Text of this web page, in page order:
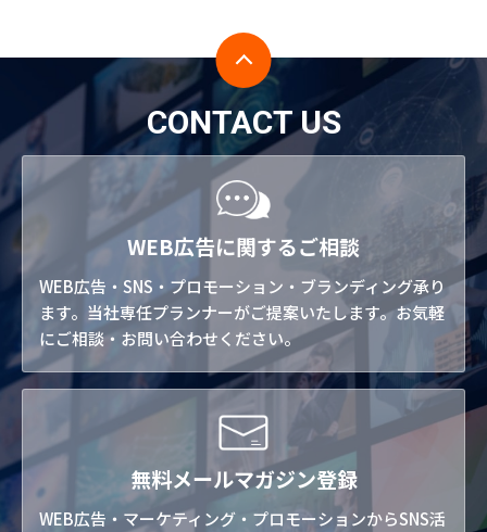
CONTACT US
WEB広告に関するご相談
WEB広告・SNS・プロモーション・ブランディング承り
ます。当社専任プランナーがご提案いたします。お気軽
にご相談・お問い合わせください。
無料メールマガジン登録
WEB広告・マーケティング・プロモーションからSNS活